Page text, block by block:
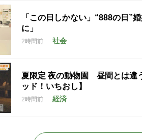
「この日しかない」“888の日
に」
2時間前 社会
夏限定 夜の動物園 昼間とは違
ッド！いちおし】
2時間前 経済